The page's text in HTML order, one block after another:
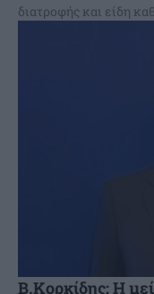
διατροφής και είδη
Β.Κορκίδης: Η